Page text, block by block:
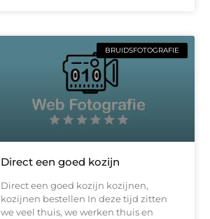
BRUIDSFOTOGRAFIE
Direct een goed kozijn
Direct een goed kozijn kozijnen,
kozijnen bestellen In deze tijd zitten
we veel thuis, we werken thuis en